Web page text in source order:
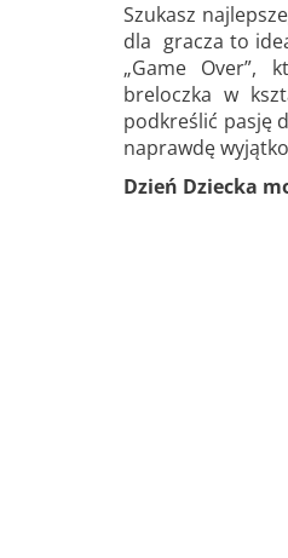
Szukasz
dla gracza to
„Game Over”,
breloczka w
podkreślić pasję
naprawdę
Dzień Dziecka